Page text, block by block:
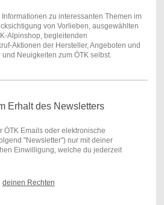
zu interessanten Themen im
von Vorlieben, ausgewählten
Alpinshop, begleitenden
Aktionen der Hersteller, Angeboten und
Neuigkeiten zum ÖTK selbst.
Erhalt des Newsletters
ÖTK Emails oder elektronische
"Newsletter") nur mit deiner
Einwilligung, welche du jederzeit
deinen Rechten